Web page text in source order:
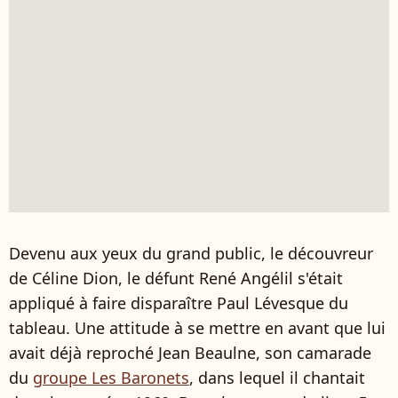
Devenu aux yeux du grand public, le découvreur
de Céline Dion, le défunt René Angélil s'était
appliqué à faire disparaître Paul Lévesque du
tableau. Une attitude à se mettre en avant que lui
avait déjà reproché Jean Beaulne, son camarade
du groupe Les Baronets, dans lequel il chantait